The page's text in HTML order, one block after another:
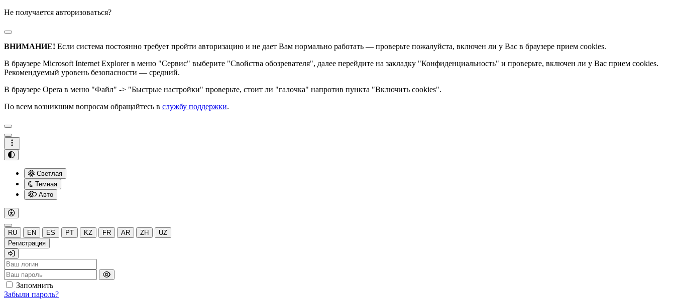
Не получается авторизоваться?
ВНИМАНИЕ! Если система постоянно требует пройти авторизацию и не дает Вам нормально работать — проверьте пожалуйста, включен ли у Вас в браузере прием cookies.
В браузере Microsoft Internet Explorer в меню "Сервис" выберите "Свойства обозревателя", далее перейдите на закладку "Конфиденциальность" и проверьте, включен ли у Вас прием cookies.
Рекомендуемый уровень безопасности — средний.
В браузере Opera в меню "Файл" -> "Быстрые настройки" проверьте, стоит ли "галочка" напротив пункта "Включить cookies".
По всем возникшим вопросам обращайтесь в службу поддержки.
Светлая
Темная
Авто
RU EN ES PT KZ FR AR ZH
UZ
Регистрация
Запомнить
Забыли пароль?